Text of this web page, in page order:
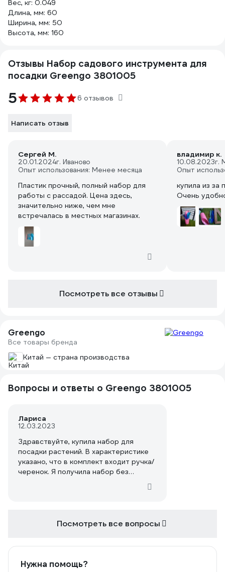
Вес, кг: 0.049
Длина, мм: 60
Ширина, мм: 50
Высота, мм: 160
Отзывы Набор садового инструмента для
посадки Greengo 3801005
5 6 отзывов
Написать отзыв
Сергей М.
20.01.2024г. Иваново
Опыт использования: Менее месяца
Пластик прочный, полный набор для
работы с рассадой. Цена здесь,
значительно ниже, чем мне
встречалась в местных магазинах.
владимир к.
10.08.2023г.
Опыт
купила из за
Очень
Посмотреть все отзывы
Greengo
Все товары бренда
Китай — страна производства
Вопросы и ответы о Greengo 3801005
Лариса
12.03.2023
Здравствуйте, купила набор для
посадки растений. В характеристике
указано, что в комплект входит ручка/
черенок. Я получила набор без
Посмотреть все вопросы
Нужна помощь?